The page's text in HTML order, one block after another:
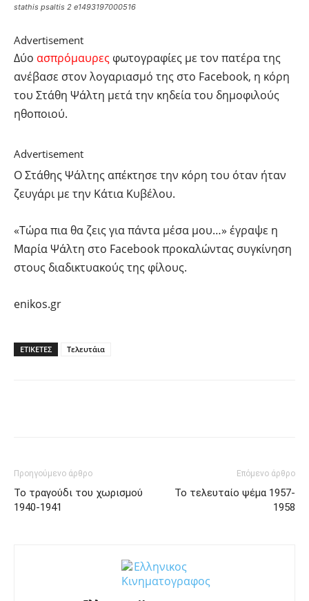
stathis psaltis 2 e1493197000516
Advertisement
Δύο ασπρόμαυρες φωτογραφίες με τον πατέρα της
ανέβασε στον λογαριασμό της στο Facebook, η κόρη
του Στάθη Ψάλτη μετά την κηδεία του δημοφιλούς
ηθοποιού.
Advertisement
Ο Στάθης Ψάλτης απέκτησε την κόρη του όταν ήταν
ζευγάρι με την Κάτια Κυβέλου.
«Τώρα πια θα ζεις για πάντα μέσα μου…» έγραψε η
Μαρία Ψάλτη στο Facebook προκαλώντας συγκίνηση
στους διαδικτυακούς της φίλους.
enikos.gr
ΕΤΙΚΕΤΕΣ Τελευτάια
Προηγούμενο άρθρο
Το τραγούδι του χωρισμού
1940-1941
Επόμενο άρθρο
Το τελευταίο ψέμα 1957-
1958